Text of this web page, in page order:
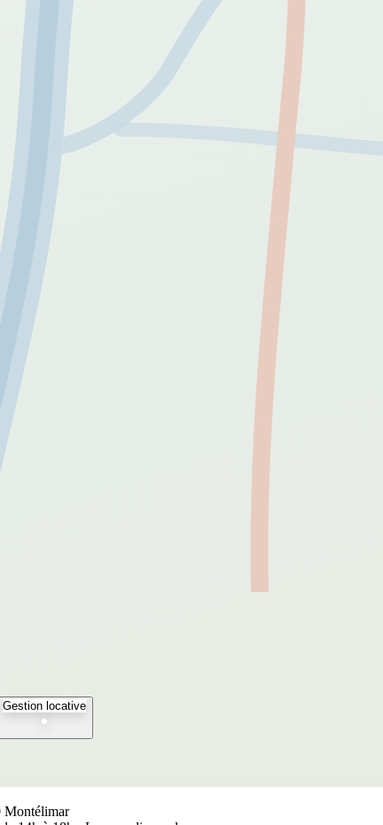
Gestion locative
Montélimar